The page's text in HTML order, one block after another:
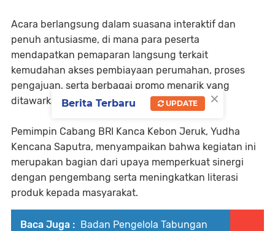
Acara berlangsung dalam suasana interaktif dan
penuh antusiasme, di mana para peserta
mendapatkan pemaparan langsung terkait
kemudahan akses pembiayaan perumahan, proses
pengajuan, serta berbagai promo menarik yang
ditawarkan oleh BRI.
Pemimpin Cabang BRI Kanca Kebon Jeruk, Yudha
Kencana Saputra, menyampaikan bahwa kegiatan ini
merupakan bagian dari upaya memperkuat sinergi
dengan pengembang serta meningkatkan literasi
produk kepada masyarakat.
Baca Juga : Badan Pengelola Tabungan
×
Berita Terbaru UPDATE